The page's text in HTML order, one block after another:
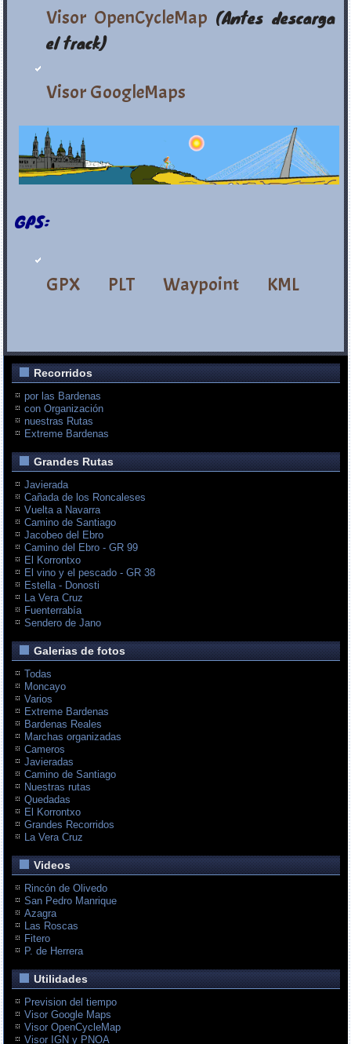
Visor OpenCycleMap (Antes descarga
el track)
Visor GoogleMaps
GPS:
GPX PLT Waypoint KML
Recorridos
por las Bardenas
con Organización
nuestras Rutas
Extreme Bardenas
Grandes Rutas
Javierada
Cañada de los Roncaleses
Vuelta a Navarra
Camino de Santiago
Jacobeo del Ebro
Camino del Ebro - GR 99
El Korrontxo
El vino y el pescado - GR 38
Estella - Donosti
La Vera Cruz
Fuenterrabía
Sendero de Jano
Galerias de fotos
Todas
Moncayo
Varios
Extreme Bardenas
Bardenas Reales
Marchas organizadas
Cameros
Javieradas
Camino de Santiago
Nuestras rutas
Quedadas
El Korrontxo
Grandes Recorridos
La Vera Cruz
Videos
Rincón de Olivedo
San Pedro Manrique
Azagra
Las Roscas
Fitero
P. de Herrera
Utilidades
Prevision del tiempo
Visor Google Maps
Visor OpenCycleMap
Visor IGN y PNOA